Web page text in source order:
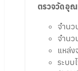
ตรวจวัดอุ
จำนว
จำน
แหล่ง
ระบบ